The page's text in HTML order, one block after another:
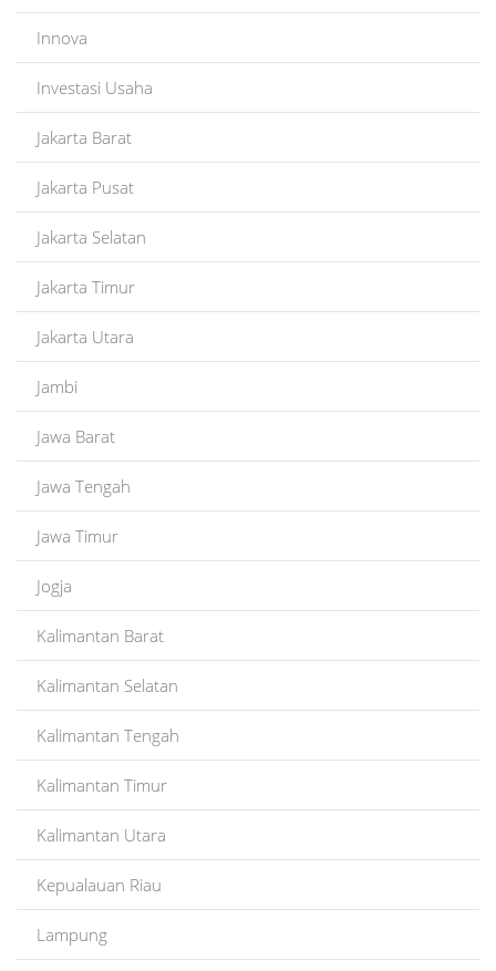
Innova
Investasi Usaha
Jakarta Barat
Jakarta Pusat
Jakarta Selatan
Jakarta Timur
Jakarta Utara
Jambi
Jawa Barat
Jawa Tengah
Jawa Timur
Jogja
Kalimantan Barat
Kalimantan Selatan
Kalimantan Tengah
Kalimantan Timur
Kalimantan Utara
Kepualauan Riau
Lampung